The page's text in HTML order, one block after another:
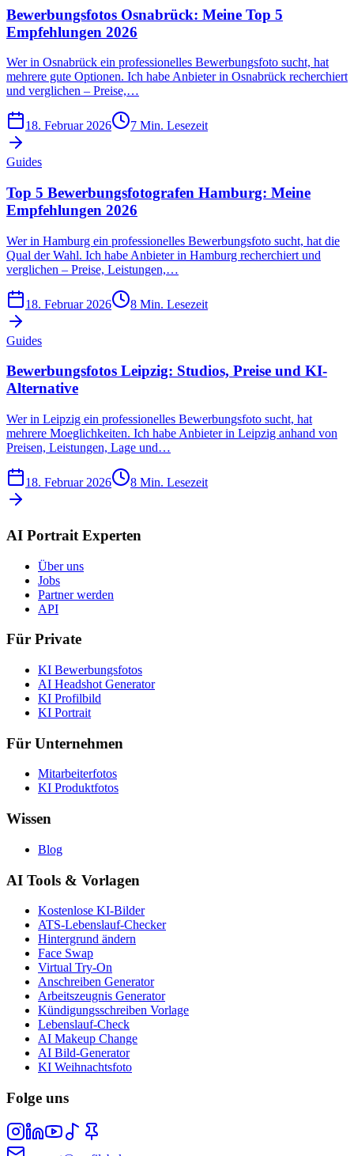
Bewerbungsfotos Osnabrück: Meine Top 5
Empfehlungen 2026
Wer in Osnabrück ein professionelles Bewerbungsfoto sucht, hat
mehrere gute Optionen. Ich habe Anbieter in Osnabrück recherchiert
und verglichen – Preise,…
18. Februar 2026 7 Min. Lesezeit
Guides
Top 5 Bewerbungsfotografen Hamburg: Meine
Empfehlungen 2026
Wer in Hamburg ein professionelles Bewerbungsfoto sucht, hat die
Qual der Wahl. Ich habe Anbieter in Hamburg recherchiert und
verglichen – Preise, Leistungen,…
18. Februar 2026 8 Min. Lesezeit
Guides
Bewerbungsfotos Leipzig: Studios, Preise und KI-
Alternative
Wer in Leipzig ein professionelles Bewerbungsfoto sucht, hat
mehrere Moeglichkeiten. Ich habe Anbieter in Leipzig anhand von
Preisen, Leistungen, Lage und…
18. Februar 2026 8 Min. Lesezeit
AI Portrait Experten
Über uns
Jobs
Partner werden
API
Für Private
KI Bewerbungsfotos
AI Headshot Generator
KI Profilbild
KI Portrait
Für Unternehmen
Mitarbeiterfotos
KI Produktfotos
Wissen
Blog
AI Tools & Vorlagen
Kostenlose KI-Bilder
ATS-Lebenslauf-Checker
Hintergrund ändern
Face Swap
Virtual Try-On
Anschreiben Generator
Arbeitszeugnis Generator
Kündigungsschreiben Vorlage
Lebenslauf-Check
AI Makeup Change
AI Bild-Generator
KI Weihnachtsfoto
Folge uns